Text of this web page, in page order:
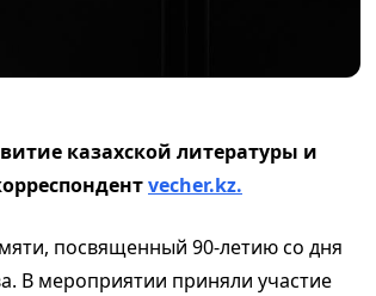
казахской литературы и
vecher.kz.
посвященный 90-летию со дня
В мероприятии приняли участие